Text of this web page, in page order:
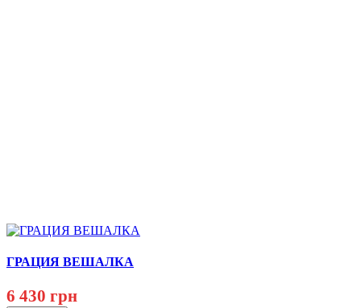
ГРАЦИЯ ВЕШАЛКА
6 430 грн